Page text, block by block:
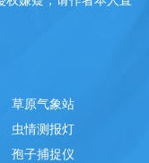
草原气象站
虫情测报灯
孢子捕捉仪